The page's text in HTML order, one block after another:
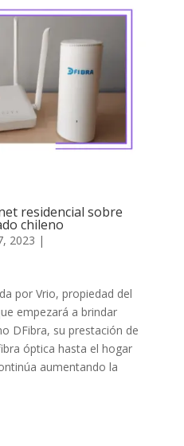
residencial sobre
chileno
2023 |
por Vrio, propiedad del
empezará a brindar
DFibra, su prestación de
óptica hasta el hogar
aumentando la